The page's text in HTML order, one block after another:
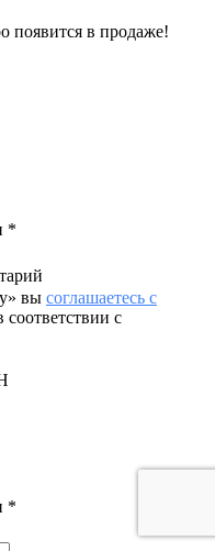
появится в продаже!
*
вы соглашаетесь с
соответствии с
*